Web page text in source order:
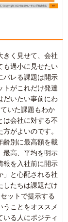
きく見せて、会社
も過小に見せたい
バレる課題は開示
トがこれだけ発達
だいたい事前にわ
いた課題もわか
は会社に対する不
がよいのです。
齢別に最高額を載
最高、平均を明示
報を入社前に開示
」と心配される社
したちは課題だけ
ットで提示する
うことをオススメ
いる人にポジティ